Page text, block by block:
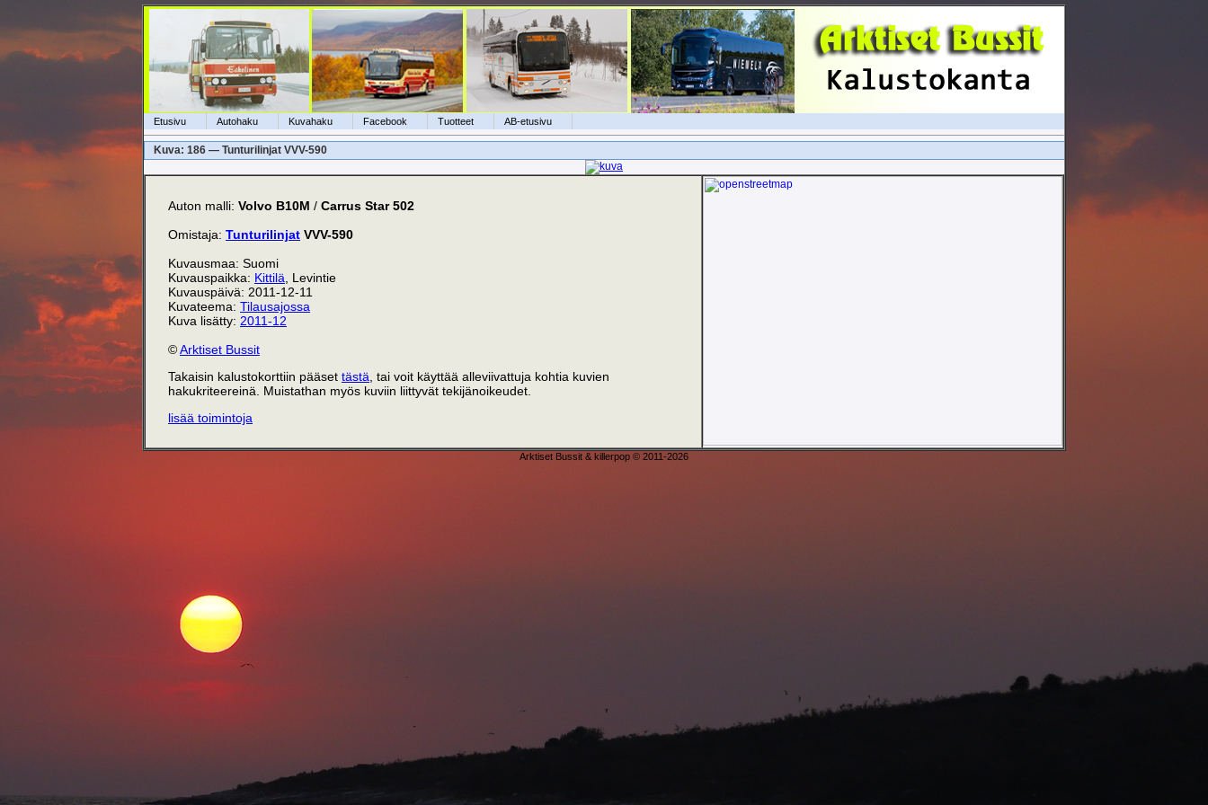
Etusivu Autohaku Kuvahaku Facebook Tuotteet AB-etusivu
Kuva: 186 — Tunturilinjat VVV-590
Auton malli: Volvo B10M / Carrus Star 502
Omistaja: Tunturilinjat VVV-590
Kuvausmaa: Suomi
Kuvauspaikka: Kittilä , Levintie
Kuvauspäivä: 2011-12-11
Kuvateema: Tilausajossa
Kuva lisätty: 2011-12
©Arktiset Bussit
Takaisin kalustokorttiin pääset tästä , tai voit käyttää alleviivattuja kohtia kuvien
hakukriteereinä. Muistathan myös kuviin liittyvät tekijänoikeudet.
lisää toimintoja
Arktiset Bussit & killerpop © 2011-2026